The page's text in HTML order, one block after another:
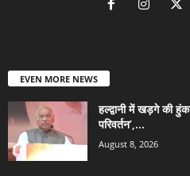
EVEN MORE NEWS
हल्द्वानी में खड़गे की
परिवर्तन’,...
August 8, 2026